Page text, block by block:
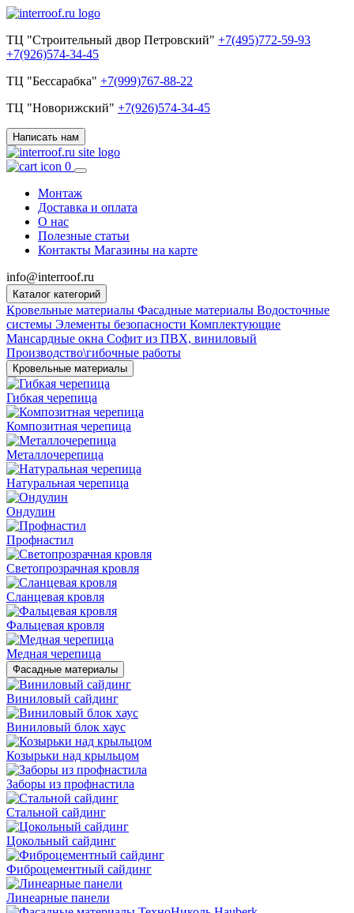
ТЦ "Строительный двор Петровский" +7(495)772-59-93
+7(926)574-34-45
ТЦ "Бессарабка" +7(999)767-88-22
ТЦ "Новорижский" +7(926)574-34-45
Написать нам
0
Монтаж
Доставка и оплата
О нас
Полезные статьи
Контакты Магазины на карте
info@interroof.ru
Каталог категорий
Кровельные материалы Фасадные материалы Водосточные
системы Элементы безопасности Комплектующие
Мансардные окна Софит из ПВХ, виниловый
Производство\гибочные работы
Кровельные материалы
Гибкая черепица
Композитная черепица
Металлочерепица
Натуральная черепица
Ондулин
Профнастил
Светопрозрачная кровля
Сланцевая кровля
Фальцевая кровля
Медная черепица
Фасадные материалы
Виниловый сайдинг
Виниловый блок хаус
Козырьки над крыльцом
Заборы из профнастила
Стальной сайдинг
Цокольный сайдинг
Фиброцементный сайдинг
Линеарные панели